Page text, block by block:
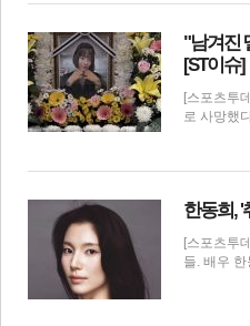
"남겨진
[ST이슈]
[스포츠투
로 사망했
한동희, '
[스포츠투
들. 배우